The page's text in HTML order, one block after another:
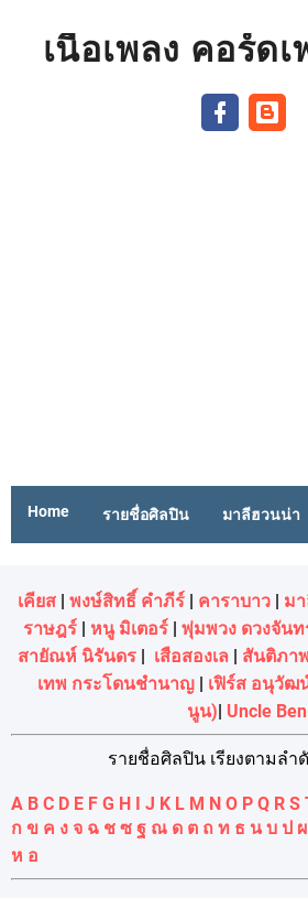
เนื้อเพลง คอร์ด
Home รายชื่อศิลปิน มาลีฮวนน่า
เคียส | พงษ์สิทธิ์ คำภีร์ | คาราบาว | ม
ราษฎร์| หนู มิเตอร์| พุ่มพวง ดวงจันท
สายัณห์ นิรันดร| เสือสองเล | สันติภาพ
เทพ กระโดนชํานาญ| เฟิร์ส อนุวัฒ
นูน)| Uncle Ben
รายชื่อศิลปิน เรียงตามลำ
A B C D E F G H I J K L M N O P Q R S
ก ข ค ง จ ฉ ช ซ ฐ ณ ด ต ถ ท ธ น บ ป ผ
ห อ